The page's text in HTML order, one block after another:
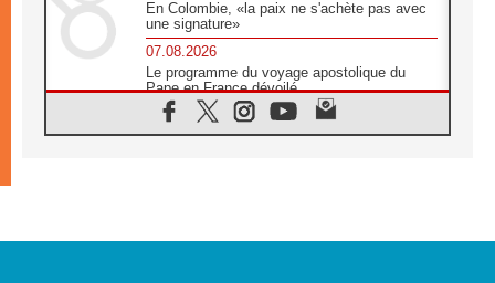
En Colombie, «la paix ne s'achète pas avec
une signature»
07.08.2026
Le programme du voyage apostolique du
Pape en France dévoilé
07.08.2026
1ère Conférence continentale sur l'éducation
07.08.2026